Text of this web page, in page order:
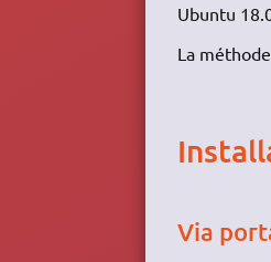
Ubuntu
La
Via